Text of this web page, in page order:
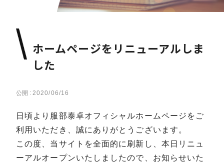
ホームページをリニューアルしま
した
公開 : 2020/06/16
日頃より服部泰卓オフィシャルホームページをご
利用いただき、誠にありがとうございます。
この度、当サイトを全面的に刷新し、本日リニュ
ーアルオープンいたしましたので、お知らせいた